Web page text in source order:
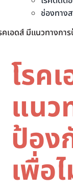
ช่องทาง
คเอดส์ มีแนวทางกา
โรค
แนว
ป้อง
เพื่อ